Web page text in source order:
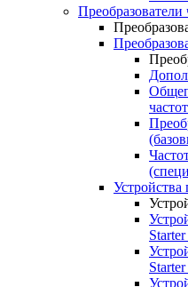
Устройства